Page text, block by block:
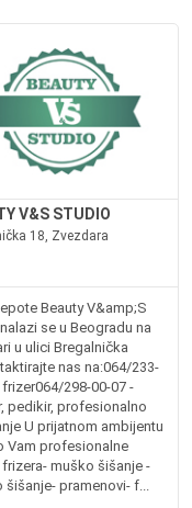
V&S STUDIO
18, Zvezdara
Beauty V&amp;S
se u Beogradu na
u ulici Bregalnička
nas na:064/233-
frizer064/298-00-07 -
pedikir, profesionalno
U prijatnom ambijentu
Vam profesionalne
muško šišanje -
šišanje- pramenovi- f...